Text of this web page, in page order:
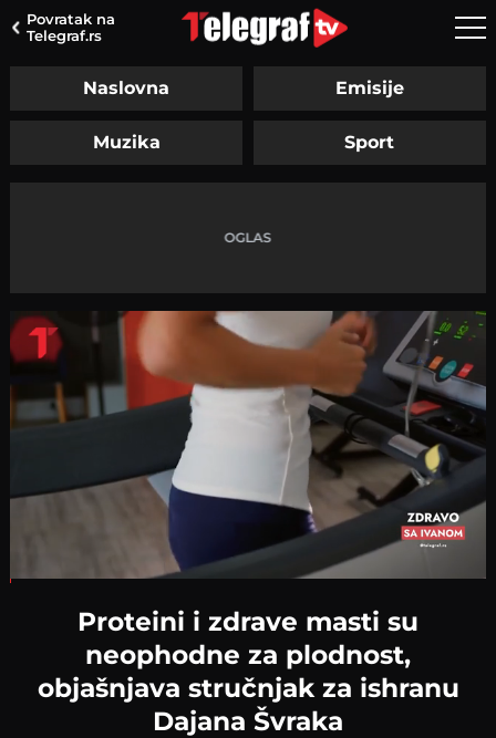
Povratak na
Telegraf.rs
Naslovna Emisije
Muzika Sport
Proteini i zdrave masti su
neophodne za plodnost,
objašnjava stručnjak za ishranu
Dajana Švraka